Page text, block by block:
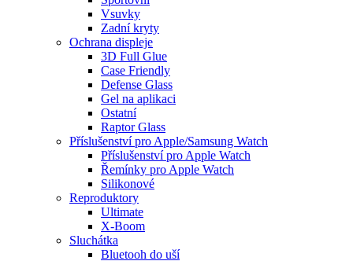
Vsuvky
Zadní kryty
Ochrana displeje
3D Full Glue
Case Friendly
Defense Glass
Gel na aplikaci
Ostatní
Raptor Glass
Příslušenství pro Apple/Samsung Watch
Příslušenství pro Apple Watch
Řemínky pro Apple Watch
Silikonové
Reproduktory
Ultimate
X-Boom
Sluchátka
Bluetooh do uší